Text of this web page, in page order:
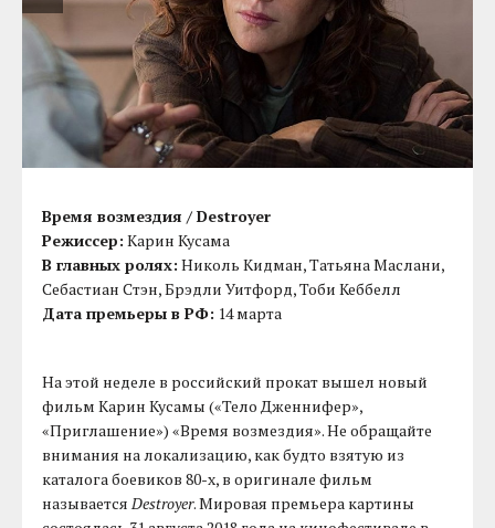
Время возмездия / Destroyer
Режиссер: Карин Кусама
В главных ролях: Николь Кидман, Татьяна Маслани,
Себастиан Стэн, Брэдли Уитфорд, Тоби Кеббелл
Дата премьеры в РФ: 14 марта
На этой неделе в российский прокат вышел новый
фильм Карин Кусамы («Тело Дженнифер»,
«Приглашение») «Время возмездия». Не обращайте
внимания на локализацию, как будто взятую из
каталога боевиков 80-х, в оригинале фильм
называетсяDestroyer. Мировая премьера картины